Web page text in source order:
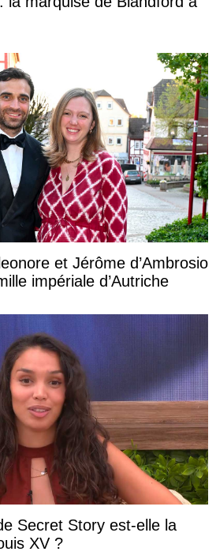
et Jérôme d’Ambrosio
impériale d’Autriche
Secret Story est-elle la
XV ?